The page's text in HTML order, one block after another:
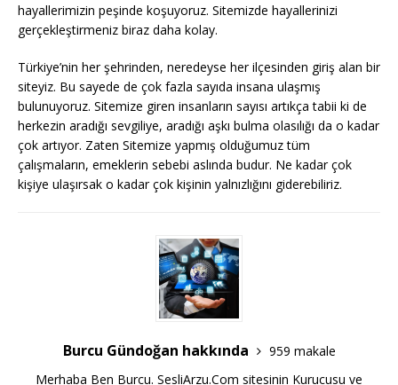
hayallerimizin peşinde koşuyoruz. Sitemizde hayallerinizi
gerçekleştirmeniz biraz daha kolay.
Türkiye’nin her şehrinden, neredeyse her ilçesinden giriş alan bir
siteyiz. Bu sayede de çok fazla sayıda insana ulaşmış
bulunuyoruz. Sitemize giren insanların sayısı artıkça tabii ki de
herkezin aradığı sevgiliye, aradığı aşkı bulma olasılığı da o kadar
çok artıyor. Zaten Sitemize yapmış olduğumuz tüm
çalışmaların, emeklerin sebebi aslında budur. Ne kadar çok
kişiye ulaşırsak o kadar çok kişinin yalnızlığını giderebiliriz.
Burcu Gündoğan hakkında
959 makale
Merhaba Ben Burcu. SesliArzu.Com sitesinin Kurucusu ve